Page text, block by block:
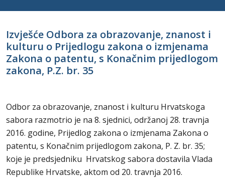
Izvješće Odbora za obrazovanje, znanost i
kulturu o Prijedlogu zakona o izmjenama
Zakona o patentu, s Konačnim prijedlogom
zakona, P.Z. br. 35
Odbor za obrazovanje, znanost i kulturu Hrvatskoga
sabora razmotrio je na 8. sjednici, održanoj 28. travnja
2016. godine, Prijedlog zakona o izmjenama Zakona o
patentu, s Konačnim prijedlogom zakona, P. Z. br. 35;
koje je predsjedniku Hrvatskog sabora dostavila Vlada
Republike Hrvatske, aktom od 20. travnja 2016.